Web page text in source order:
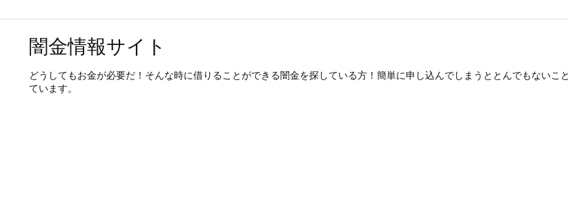
闇金情報サイト
どうしてもお金が必要だ！そんな時に借りることができる闇金を探している方！簡単に申し込んでしまうととんでもない
ています。